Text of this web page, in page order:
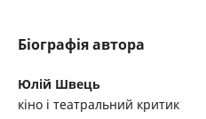
Біографія автора
Юлій Швець
кіно і театральний критик